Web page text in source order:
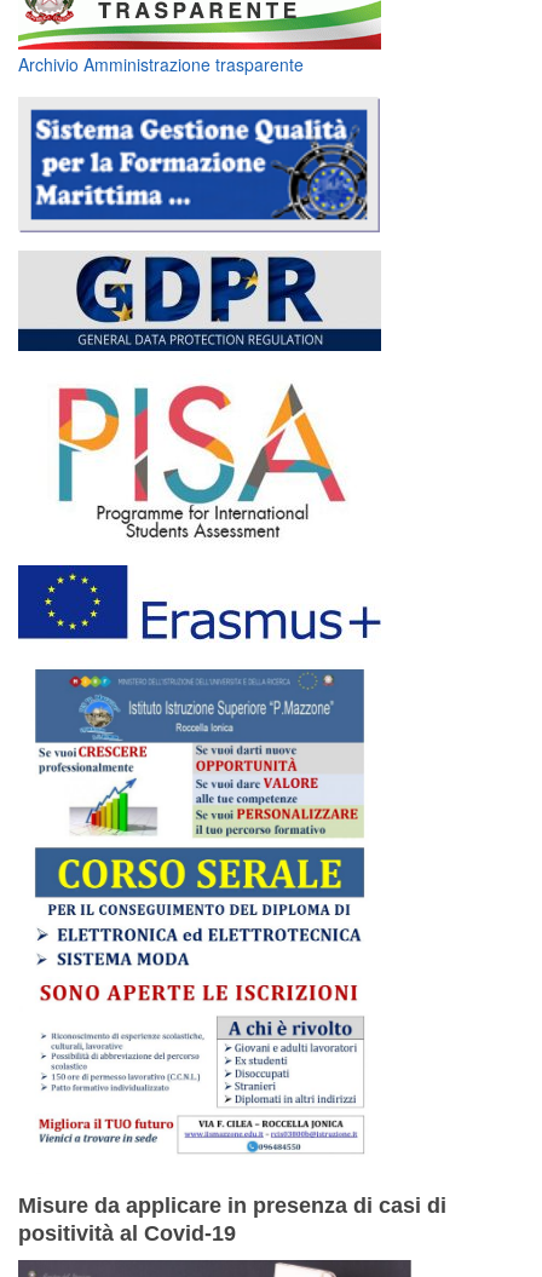
Archivio Amministrazione trasparente
Misure da applicare in presenza di casi di
positività al Covid-19